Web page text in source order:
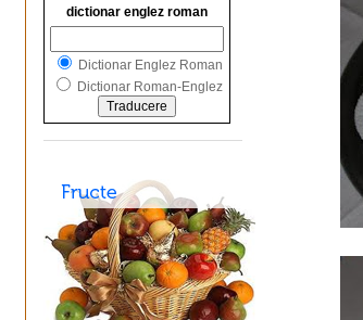
dictionar englez roman
Dictionar Englez Roman
Dictionar Roman-Englez